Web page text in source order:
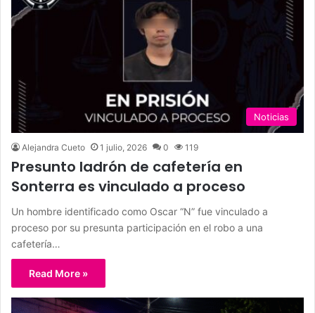
Noticias
Alejandra Cueto 1 julio, 2026 0 119
Presunto ladrón de cafetería en
Sonterra es vinculado a proceso
Un hombre identificado como Oscar “N” fue vinculado a
proceso por su presunta participación en el robo a una
cafetería…
Read More »